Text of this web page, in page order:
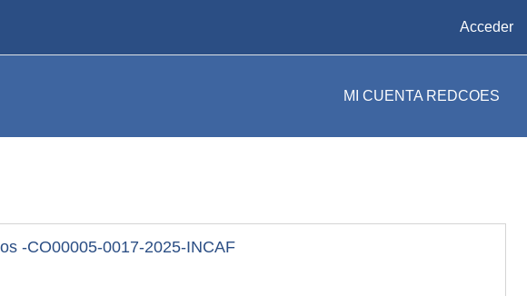
Acceder
MI CUENTA REDCOES
-CO00005-0017-2025-INCAF